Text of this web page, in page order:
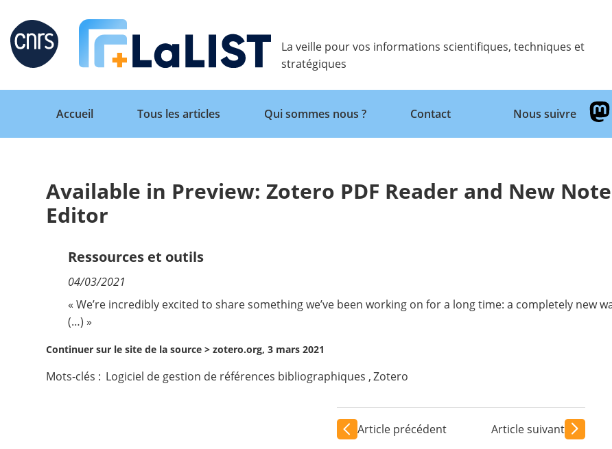
Retour
Accueil
Qui sommes nous ?
Nous suivre
La veille pour vos informations scientifiques, techniques et
stratégiques
Retour
Accueil
Tous les articles Qui sommes nous ? Contact Nous suivre
Available in Preview: Zotero PDF Reader and New Note
Editor
Ressources et outils
04/03/2021
« We’re incredibly excited to share something we’ve been working on for a long time: a completely new
(…) »
Continuer sur le site de la source >zotero.org, 3 mars 2021
Mots-clés : Logiciel de gestion de références bibliographiques ,Zotero
Article précédent Article suivant